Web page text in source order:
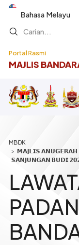
Langkau ke
Portal Rasmi
MAJLIS
Select your
𝗠𝗔𝗝𝗟𝗜𝗦
𝗦𝗔𝗡𝗝𝗨𝗡𝗚𝗔𝗡 𝗕𝗨𝗗𝗜